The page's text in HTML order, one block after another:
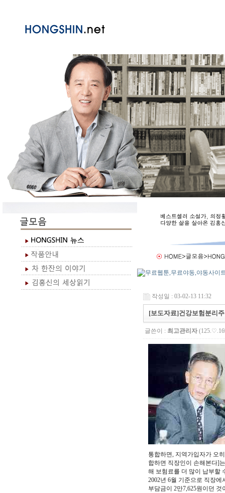
작성일 : 03-02-13 11:32
[보도자료]건강보험분리
글쓴이 : 최고관리자
통합하면, 지역가입자가 오
합하면 직장인이 손해본다]
해 보험료를 더 많이 납부할
2002년 6월 기준으로 직장
부담금이 2만7,625원이던